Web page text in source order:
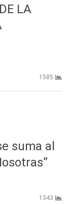
LA
1585
suma al
1343